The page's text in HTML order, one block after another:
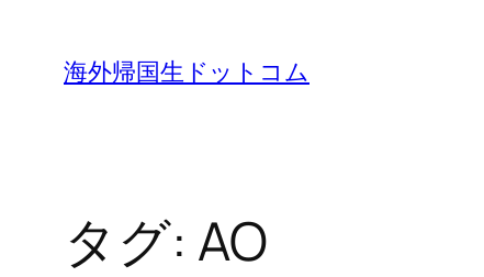
海外帰国生ドットコム
タグ: AO